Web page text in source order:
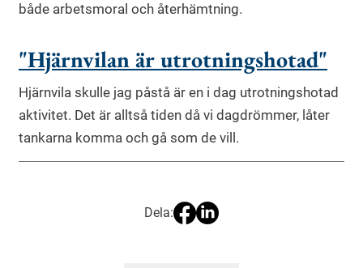
både arbetsmoral och återhämtning.
"Hjärnvilan är utrotningshotad"
Hjärnvila skulle jag påstå är en i dag utrotningshotad
aktivitet. Det är alltså tiden då vi dagdrömmer, låter
tankarna komma och gå som de vill.
Dela: